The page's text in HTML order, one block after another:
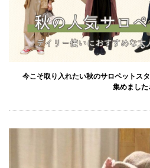
今こそ取り入れたい秋のサロペットス
集めました